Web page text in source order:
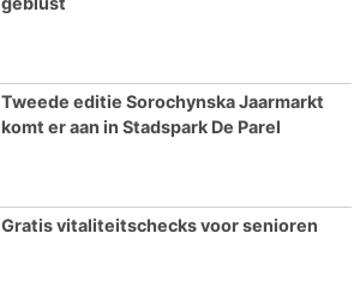
Tweede editie Sorochynska Jaarmarkt
komt er aan in Stadspark De Parel
Gratis vitaliteitschecks voor senioren